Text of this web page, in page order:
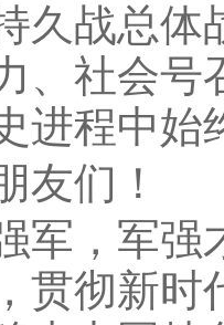
久战总
、社会
进程中始
们！
，军强
贯彻新